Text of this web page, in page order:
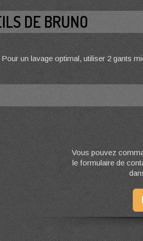
DE BRUNO
Pour un lavage optimal, utiliser 2 gants
Vous pouvez
le formulaire de